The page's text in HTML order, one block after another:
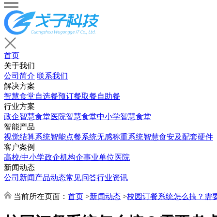
首页
关于我们
公司简介 联系我们
解决方案
智慧食堂自选餐预订餐取餐自助餐
行业方案
政企智慧食堂医院智慧食堂中小学智慧食堂
智能产品
视觉结算系统智能点餐系统无感称重系统智慧食安及配套硬件
客户案例
高校/中小学政企机构企事业单位医院
新闻动态
公司新闻产品动态常见问答行业资讯
当前所在页面： 首页 >新闻动态 >校园订餐系统怎么搞？需